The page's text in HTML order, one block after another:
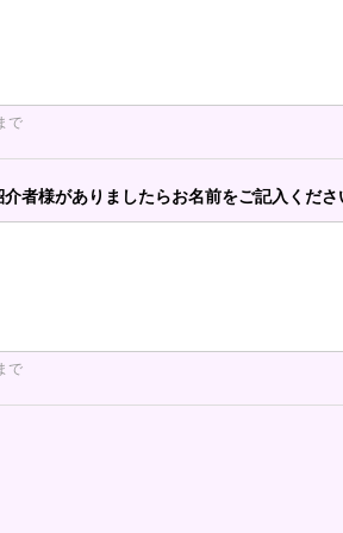
で
介者様がありましたらお名前をご記入くださ
で